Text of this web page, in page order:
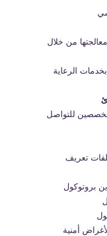
من خلال
الرعاية
للتواصل
تعريف
بروتوكول
أمنية